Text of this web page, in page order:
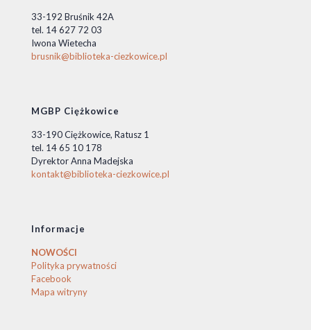
33-192 Bruśnik 42A
tel. 14 627 72 03
Iwona Wietecha
brusnik@biblioteka-ciezkowice.pl
MGBP Ciężkowice
33-190 Ciężkowice, Ratusz 1
tel. 14 65 10 178
Dyrektor Anna Madejska
kontakt@biblioteka-ciezkowice.pl
Informacje
NOWOŚCI
Polityka prywatności
Facebook
Mapa witryny